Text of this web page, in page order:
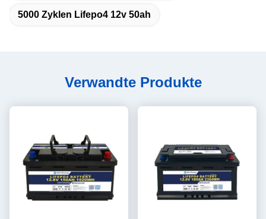
5000 Zyklen Lifepo4 12v 50ah
Verwandte Produkte